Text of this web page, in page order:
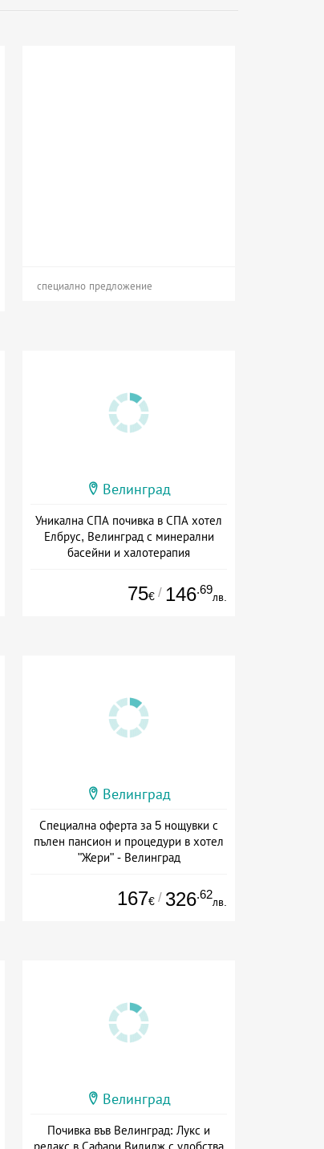
специално предложение
Велинград
Уникална СПА почивка в СПА хотел
Елбрус, Велинград с минерални
басейни и халотерапия
75€ / 146.69
лв.
Велинград
Специална оферта за 5 нощувки с
пълен пансион и процедури в хотел
"Жери" - Велинград
167€ / 326.62
лв.
Велинград
Почивка във Велинград: Лукс и
релакс в Сафари Вилидж с удобства